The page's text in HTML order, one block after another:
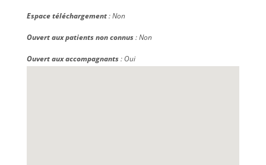
Espace téléchargement: Non
Ouvert aux patients non connus: Non
Ouvert aux accompagnants: Oui